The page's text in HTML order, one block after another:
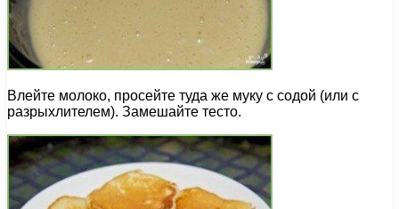
Влейте молоко, просейте туда же муку с содой (или с
разрыхлителем). Замешайте тесто.